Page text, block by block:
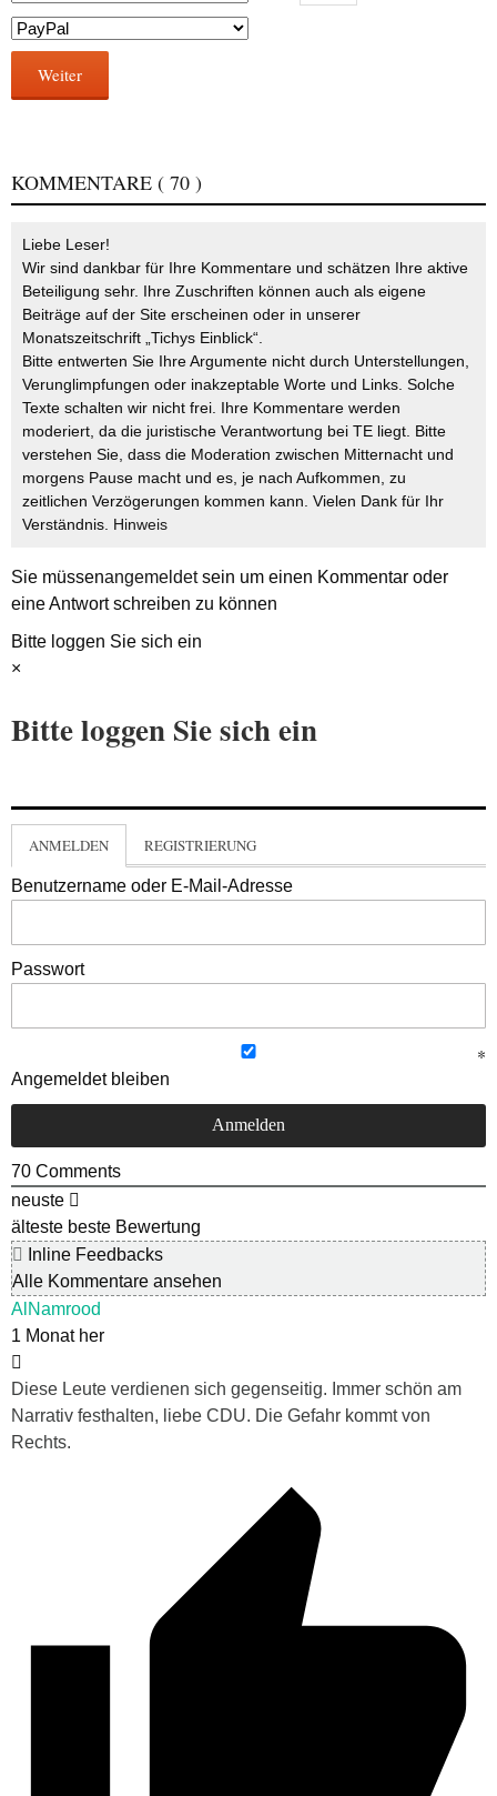
Weiter
KOMMENTARE ( 70 )
Liebe Leser!
Wir sind dankbar für Ihre Kommentare und schätzen Ihre aktive
Beteiligung sehr. Ihre Zuschriften können auch als eigene
Beiträge auf der Site erscheinen oder in unserer
Monatszeitschrift „Tichys Einblick“.
Bitte entwerten Sie Ihre Argumente nicht durch Unterstellungen,
Verunglimpfungen oder inakzeptable Worte und Links. Solche
Texte schalten wir nicht frei. Ihre Kommentare werden
moderiert, da die juristische Verantwortung bei TE liegt. Bitte
verstehen Sie, dass die Moderation zwischen Mitternacht und
morgens Pause macht und es, je nach Aufkommen, zu
zeitlichen Verzögerungen kommen kann. Vielen Dank für Ihr
Verständnis. Hinweis
Sie müssenangemeldetsein um einen Kommentar oder
eine Antwort schreiben zu können
Bitte loggen Sie sich ein
×
Bitte loggen Sie sich ein
ANMELDEN REGISTRIERUNG
Benutzername oder E-Mail-Adresse
Passwort
Angemeldet bleiben
70 Comments
neuste
älteste beste Bewertung
Inline Feedbacks
Alle Kommentare ansehen
AlNamrood
1 Monat her
Diese Leute verdienen sich gegenseitig. Immer schön am
Narrativ festhalten, liebe CDU. Die Gefahr kommt von
Rechts.